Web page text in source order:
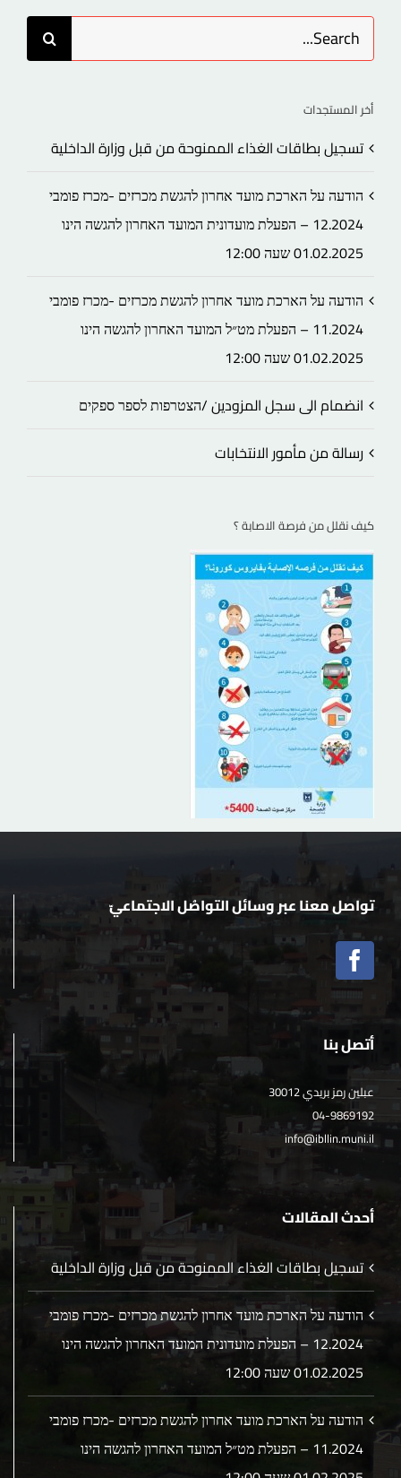
Search
for:
أخر المستجدات
تسجيل بطاقات الغذاء الممنوحة من قبل وزارة الداخلية
הודעה על הארכת מועד אחרון להגשת מכרזים -מכרז פומבי
12.2024 – הפעלת מועדונית המועד האחרון להגשה הינו
01.02.2025 שעה 12:00
הודעה על הארכת מועד אחרון להגשת מכרזים -מכרז פומבי
11.2024 – הפעלת מט״ל המועד האחרון להגשה הינו
01.02.2025 שעה 12:00
انضمام الى سجل المزودين /הצטרפות לספר ספקים
رسالة من مأمور الانتخابات
كيف نقلل من فرصة الاصابة ؟
تواصل معنا عبر وسائل التواصُل الاجتماعيّ
أتصل بنا
عبلين رمز بريدي 30012
04-9869192
info@ibllin.muni.il
أحدث المقالات
تسجيل بطاقات الغذاء الممنوحة من قبل وزارة الداخلية
הודעה על הארכת מועד אחרון להגשת מכרזים -מכרז פומבי
12.2024 – הפעלת מועדונית המועד האחרון להגשה הינו
01.02.2025 שעה 12:00
הודעה על הארכת מועד אחרון להגשת מכרזים -מכרז פומבי
11.2024 – הפעלת מט״ל המועד האחרון להגשה הינו